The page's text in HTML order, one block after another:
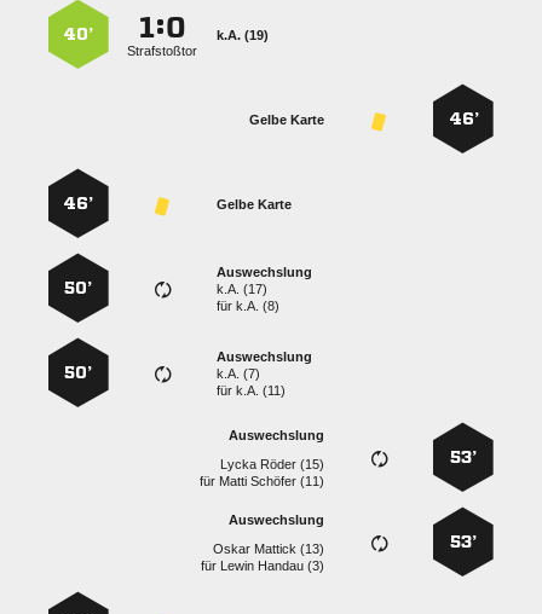
k.A. (19)
:
Strafstoßtor
40’
46’
Gelbe Karte
Gelbe Karte
46’
Auswechslung
k.A. (17)
fürk.A. (8)
50’
Auswechslung
k.A. (7)
fürk.A. (11)
50’
53’
Auswechslung
  
für   
53’
Auswechslung
  
für   